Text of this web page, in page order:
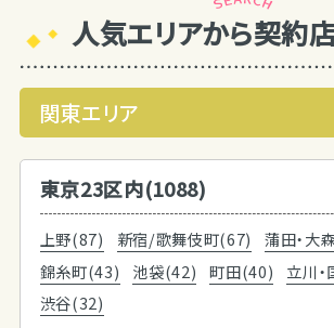
人気エリアから契約
関東エリア
東京23区内(1088)
上野(87) 新宿/歌舞伎町(67)
蒲田・大
錦糸町(43)
池袋(42) 町田(40)
立川
渋谷(32)